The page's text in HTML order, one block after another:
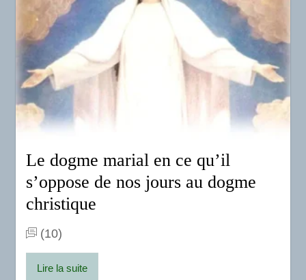
Le dogme marial en ce qu’il
s’oppose de nos jours au dogme
christique
(10)
Lire la suite